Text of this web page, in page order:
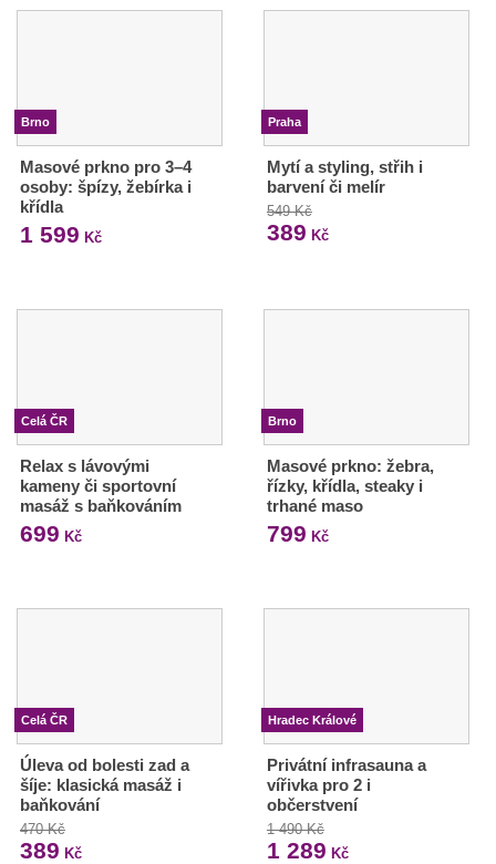
Brno
Masové prkno pro 3–4
osoby: špízy, žebírka i
křídla
1 599 Kč
Praha
Mytí a styling, střih i
barvení či melír
549 Kč
389 Kč
Celá ČR
Relax s lávovými
kameny či sportovní
masáž s baňkováním
699 Kč
Brno
Masové prkno: žebra,
řízky, křídla, steaky i
trhané maso
799 Kč
Celá ČR
Úleva od bolesti zad a
šíje: klasická masáž i
baňkování
470 Kč
389 Kč
Hradec Králové
Privátní infrasauna a
vířivka pro 2 i
občerstvení
1 490 Kč
1 289 Kč